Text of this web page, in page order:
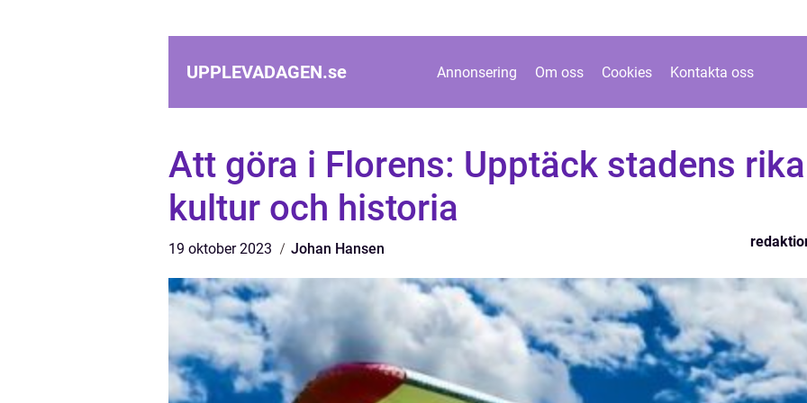
UPPLEVADAGEN.se Annonsering Om oss Cookies Kontakta oss
Att göra i Florens: Upptäck stadens rika
kultur och historia
19 oktober 2023 Johan Hansen